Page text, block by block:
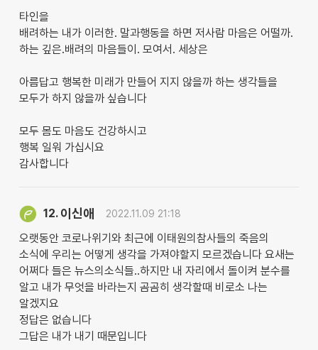
타인을
배려하는 내가 이러한. 말과행동을 하면 저사람 마음은 어떨까.
하는 깊은.배려의 마음들이. 모여서. 세상은
아름답고 행복한 미래가 만들어 지지 않을까 하는 생각들을
모두가 하지 않을까 싶습니다
모두 몸도 마음도 건강하시고
행복 일워 가십시요
감사합니다
12. 이신애 2022.11.09 21:18
오랫동안 코로나위기와 최근에 이태원의참사들의 죽음의
소식에 우리는 어떻게 생각을 가져야할지 모르겠습니다 요새는
어쩌다 들은 뉴스의소식들..하지만 내 자리에서 돌이켜 분수를
알고 내가 무엇을 바라는지 곰곰히 생각할때 비로소 나는
알겠지요
정답은 없습니다
그답은 내가 내기 때문입니다